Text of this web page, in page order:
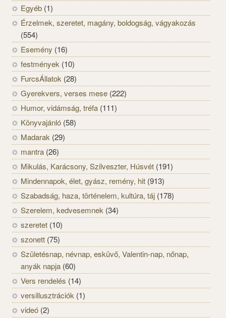
Egyéb (1)
Érzelmek, szeretet, magány, boldogság, vágyakozás
(554)
Esemény (16)
festmények (10)
FurcsÁllatok (28)
Gyerekvers, verses mese (222)
Humor, vidámság, tréfa (111)
Könyvajánló (58)
Madarak (29)
mantra (26)
Mikulás, Karácsony, Szilveszter, Húsvét (191)
Mindennapok, élet, gyász, remény, hit (913)
Szabadság, haza, történelem, kultúra, táj (178)
Szerelem, kedvesemnek (34)
szeretet (10)
szonett (75)
Születésnap, névnap, esküvő, Valentin-nap, nőnap,
anyák napja (60)
Vers rendelés (14)
versillusztrációk (1)
videó (2)